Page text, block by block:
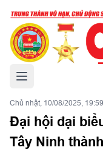
Mở menu chính
Chủ nhật, 10/08/2025,
Đại hội đại
Tây Ninh